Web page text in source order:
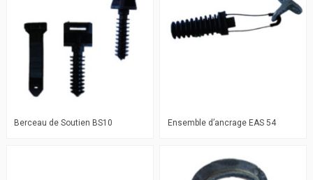
Berceau de Soutien BS10 Ensemble d’ancrage EAS 54